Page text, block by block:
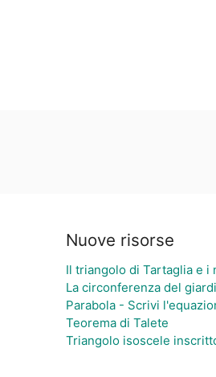
Nuove risorse
Il triangolo di Tartaglia e i
La circonferenza del
Parabola - Scrivi
Teorema di Talete
Triangolo isoscele